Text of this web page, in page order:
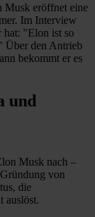
Musk eröffnet eine
Im Interview
hat: "Elon ist so
Über den Antrieb
bekommt er es
und
Musk nach –
von
die
auslöst.